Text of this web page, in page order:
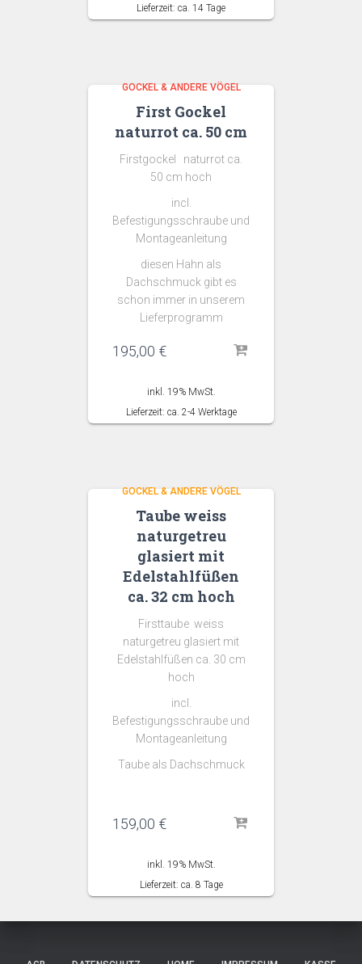
Lieferzeit: ca. 14 Tage
GOCKEL & ANDERE VÖGEL
First Gockel
naturrot ca. 50 cm
Firstgockel naturrot ca.
50 cm hoch
incl.
Befestigungsschraube und
Montageanleitung
diesen Hahn als
Dachschmuck gibt es
schon immer in unserem
Lieferprogramm
195,00 €
inkl. 19% MwSt.
Lieferzeit: ca. 2-4 Werktage
GOCKEL & ANDERE VÖGEL
Taube weiss
naturgetreu
glasiert mit
Edelstahlfüßen
ca. 32 cm hoch
Firsttaube weiss
naturgetreu glasiert mit
Edelstahlfüßen ca. 30 cm
hoch
incl.
Befestigungsschraube und
Montageanleitung
Taube als Dachschmuck
159,00 €
inkl. 19% MwSt.
Lieferzeit: ca. 8 Tage